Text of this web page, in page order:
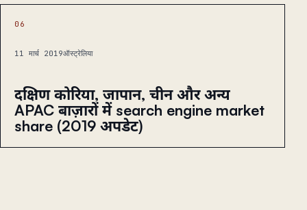
06
11 मार्च 2019ऑस्ट्रेलिया
दक्षिण कोरिया, जापान, चीन और अन्य
APAC बाज़ारों में search engine market
share (2019 अपडेट)